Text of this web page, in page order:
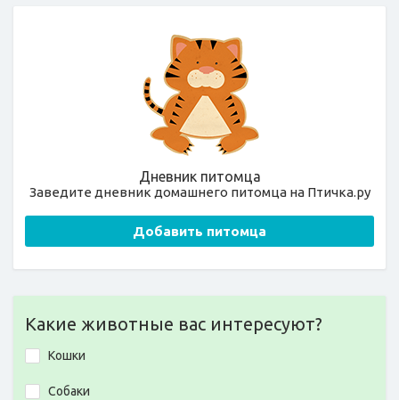
Дневник питомца
Заведите дневник домашнего питомца на Птичка.ру
Добавить питомца
Какие животные вас интересуют?
Кошки
Собаки